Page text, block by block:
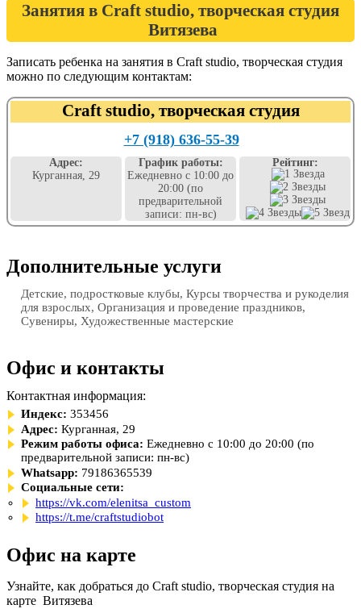
Занятия в Craft studio, творческая студия
Витязева
Записать ребенка на занятия в Craft studio, творческая студия
можно по следующим контактам:
Craft studio, творческая студия
+7 (918) 636-55-39
Адрес:
Курганная, 29
График работы:
Ежедневно с 10:00 до
20:00 (по
предварительной
записи: пн-вс)
Рейтинг:
Дополнительные услуги
Детские, подростковые клубы, Курсы творчества и рукоделия
для взрослых, Организация и проведение праздников,
Сувениры, Художественные мастерские
Офис и контакты
Контактная информация:
Индекс: 353456
Адрес: Курганная, 29
Режим работы офиса: Ежедневно с 10:00 до 20:00 (по
предварительной записи: пн-вс)
Whatsapp: 79186365539
Социальные сети:
https://vk.com/elenitsa_custom
https://t.me/craftstudiobot
Офис на карте
Узнайте, как добраться до Craft studio, творческая студия на
карте Витязева